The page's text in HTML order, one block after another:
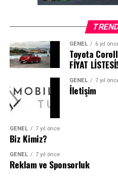
GENEL 6 yıl
Toyota
FİYAT
GENEL 7 yıl
İletişim
GENEL 7 yıl önce
Biz Kimiz?
GENEL 7 yıl önce
Reklam ve Sponsorluk